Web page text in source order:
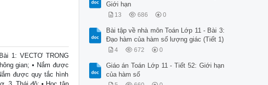
1: VECTƠ TRONG
gian; • Nắm được
được quy tắc hình
Giới hạn
13 686 0
Bài tập về nhà môn Toán Lớp 11 - Bài 3:
Đạo hàm của hàm số lượng giác (Tiết 1)
4 672 0
Giáo án Toán Lớp 11 - Tiết 52: Giới hạn
của hàm số